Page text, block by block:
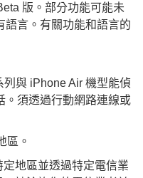
版。部分功能可能未
語言。有關功能和語言的
與 iPhone Air 機型能偵
。須透過行動網路連線或
區。
地區並透過特定電信業